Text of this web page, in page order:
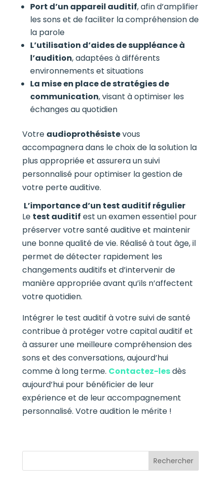
Port d’un appareil auditif, afin d’amplifier
les sons et de faciliter la compréhension de
la parole
L’utilisation d’aides de suppléance à
l’audition, adaptées à différents
environnements et situations
La mise en place de stratégies de
communication, visant à optimiser les
échanges au quotidien
Votre audioprothésistevous
accompagnera dans le choix de la solution la
plus appropriée et assurera un suivi
personnalisé pour optimiser la gestion de
votre perte auditive.
L’importance d’un test auditif régulier
Le test auditif est un examen essentiel pour
préserver votre santé auditive et maintenir
une bonne qualité de vie. Réalisé à tout âge, il
permet de détecter rapidement les
changements auditifs et d’intervenir de
manière appropriée avant qu’ils n’affectent
votre quotidien.
Intégrer le test auditif à votre suivi de santé
contribue à protéger votre capital auditif et
à assurer une meilleure compréhension des
sons et des conversations, aujourd’hui
comme à long terme. Contactez-lesdès
aujourd’hui pour bénéficier de leur
expérience et de leur accompagnement
personnalisé. Votre audition le mérite !